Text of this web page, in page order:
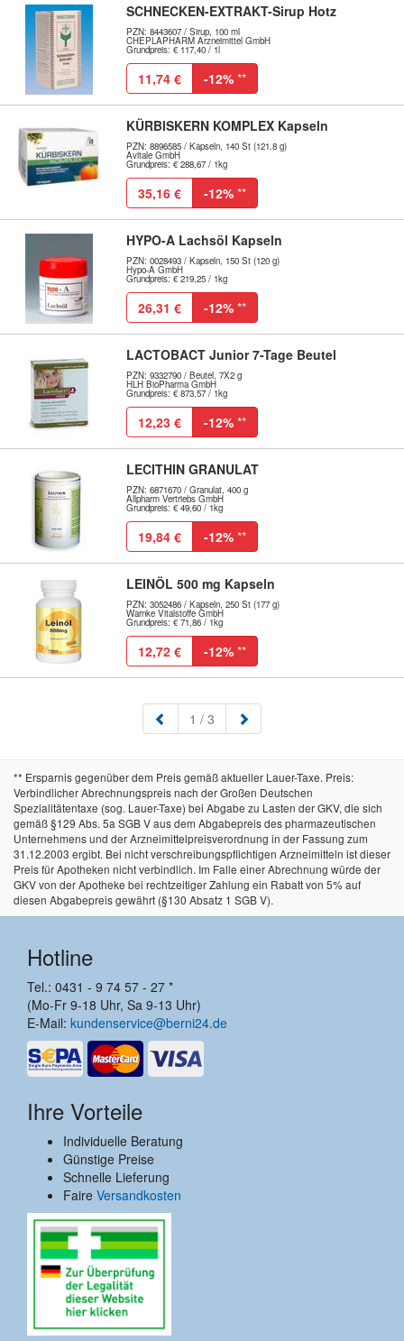
SCHNECKEN-EXTRAKT-Sirup Hotz
PZN: 8443607 / Sirup, 100 ml
CHEPLAPHARM Arzneimittel GmbH
Grundpreis: € 117,40 / 1l
11,74 € -12% **
KÜRBISKERN KOMPLEX Kapseln
PZN: 8896585 / Kapseln, 140 St (121.8 g)
Avitale GmbH
Grundpreis: € 288,67 / 1kg
35,16 € -12% **
HYPO-A Lachsöl Kapseln
PZN: 0028493 / Kapseln, 150 St (120 g)
Hypo-A GmbH
Grundpreis: € 219,25 / 1kg
26,31 € -12% **
LACTOBACT Junior 7-Tage Beutel
PZN: 9332790 / Beutel, 7X2 g
HLH BioPharma GmbH
Grundpreis: € 873,57 / 1kg
12,23 € -12% **
LECITHIN GRANULAT
PZN: 6871670 / Granulat, 400 g
Allpharm Vertriebs GmbH
Grundpreis: € 49,60 / 1kg
19,84 € -12% **
LEINÖL 500 mg Kapseln
PZN: 3052486 / Kapseln, 250 St (177 g)
Warnke Vitalstoffe GmbH
Grundpreis: € 71,86 / 1kg
12,72 € -12% **
1 (aktuell)
/ 3
** Ersparnis gegenüber dem Preis gemäß aktueller Lauer-Taxe. Preis:
Verbindlicher Abrechnungspreis nach der Großen Deutschen
Spezialitätentaxe (sog. Lauer-Taxe) bei Abgabe zu Lasten der GKV, die sich
gemäß §129 Abs. 5a SGB V aus dem Abgabepreis des pharmazeutischen
Unternehmens und der Arzneimittelpreisverordnung in der Fassung zum
31.12.2003 ergibt. Bei nicht verschreibungspflichtigen Arzneimitteln ist dieser
Preis für Apotheken nicht verbindlich. Im Falle einer Abrechnung würde der
GKV von der Apotheke bei rechtzeitiger Zahlung ein Rabatt von 5% auf
diesen Abgabepreis gewährt (§130 Absatz 1 SGB V).
Hotline
Tel.: 0431 - 9 74 57 - 27 *
(Mo-Fr 9-18 Uhr, Sa 9-13 Uhr)
E-Mail: kundenservice@berni24.de
Ihre Vorteile
Individuelle Beratung
Günstige Preise
Schnelle Lieferung
Faire Versandkosten